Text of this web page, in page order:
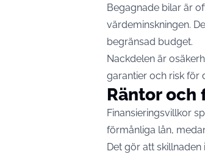
Begagnade bilar är
värdeminskningen.
begränsad budget.
Nackdelen är
garantier och risk för
Räntor och
Finansieringsvillkor
förmånliga lån,
Det gör att